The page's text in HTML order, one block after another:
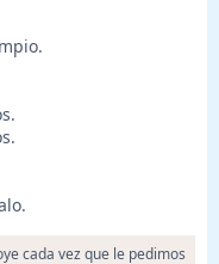
cada vez que le pedimos